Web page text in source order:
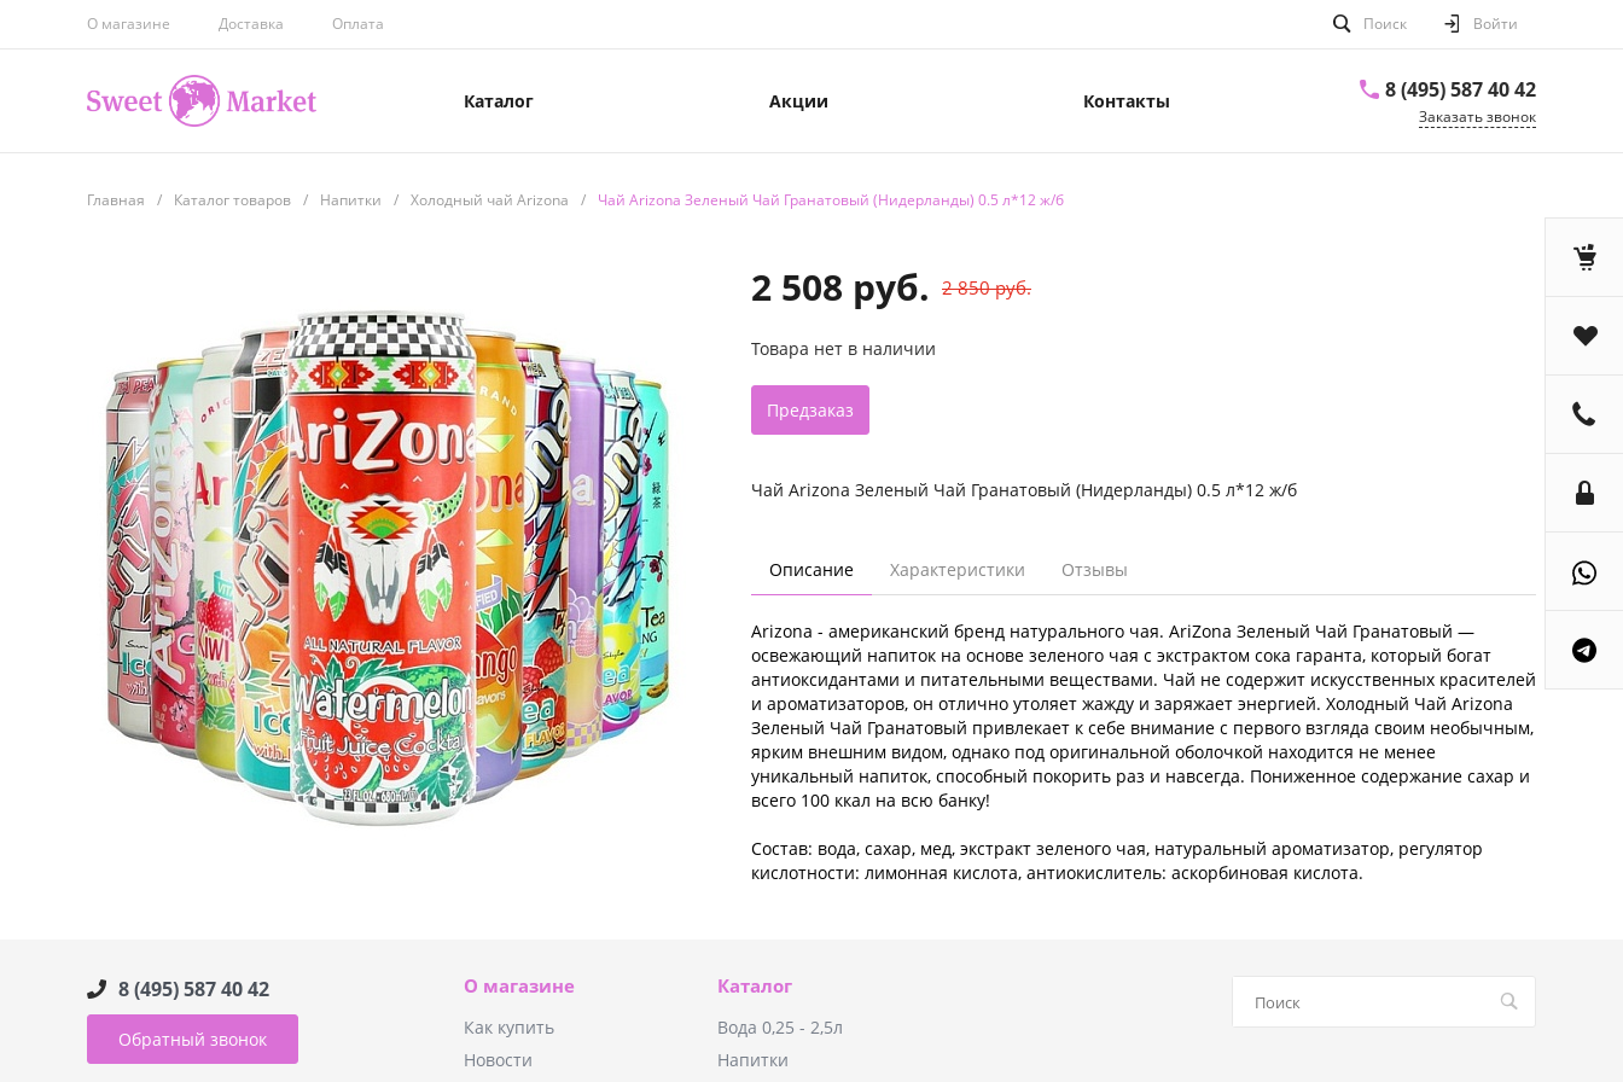
О магазине Доставка Оплата Поиск Войти
Каталог Акции Контакты 8 (495) 587 40 42
Заказать звонок
Главная / Каталог товаров / Напитки / Холодный чай Arizona / Чай Arizona Зеленый Чай Гранатовый (Нидерланды) 0.5 л*12 ж/б
2 508 руб. 2 850 руб.
Товара нет в наличии
Предзаказ
Чай Arizona Зеленый Чай Гранатовый (Нидерланды) 0.5 л*12 ж/б
Описание Характеристики Отзывы
Arizona - американский бренд натурального чая. AriZona Зеленый Чай Гранатовый —
освежающий напиток на основе зеленого чая с экстрактом сока гаранта, который богат
антиоксидантами и питательными веществами. Чай не содержит искусственных красителей
и ароматизаторов, он отлично утоляет жажду и заряжает энергией. Холодный Чай Arizona
Зеленый Чай Гранатовый привлекает к себе внимание с первого взгляда своим необычным,
ярким внешним видом, однако под оригинальной оболочкой находится не менее
уникальный напиток, способный покорить раз и навсегда. Пониженное содержание сахар и
всего 100 ккал на всю банку!
Состав: вода, сахар, мед, экстракт зеленого чая, натуральный ароматизатор, регулятор
кислотности: лимонная кислота, антиокислитель: аскорбиновая кислота.
8 (495) 587 40 42
Обратный звонок
О магазине
Как купить
Новости
Каталог
Вода 0,25 - 2,5л
Напитки